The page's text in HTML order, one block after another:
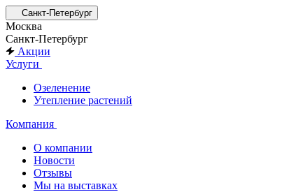
Санкт-Петербург
Москва
Санкт-Петербург
Акции
Услуги
Озеленение
Утепление растений
Компания
О компании
Новости
Отзывы
Мы на выставках